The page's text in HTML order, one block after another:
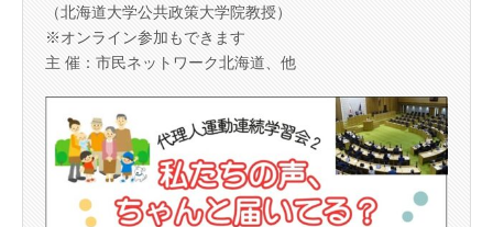
（北海道大学公共政策大学院教授）
※オンライン参加もできます
主 催：市民ネットワーク北海道、他